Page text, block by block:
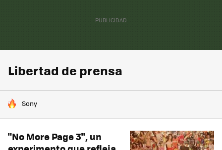
Libertad de prensa
HOY SE HABLA DE
Sony
"No More Page 3", un